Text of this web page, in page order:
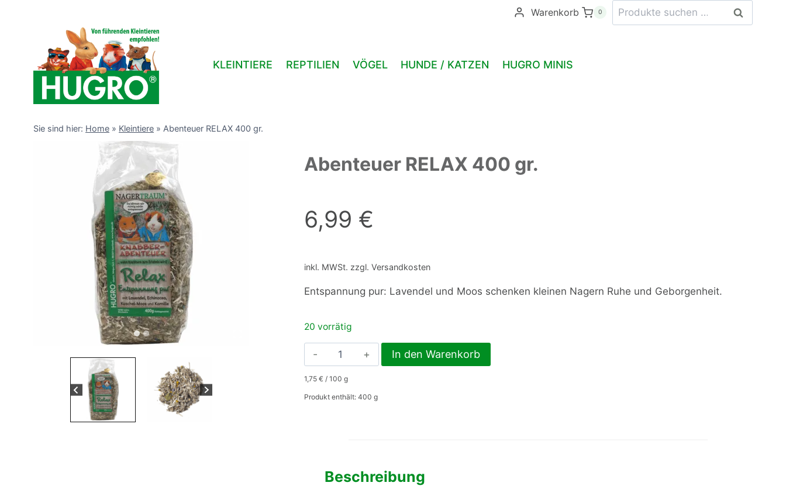
Warenkorb 0
Suchen
nach:
Suchen
KLEINTIERE REPTILIEN VÖGEL HUNDE / KATZEN HUGRO MINIS
Sie sind hier: Home » Kleintiere » Abenteuer RELAX 400 gr.
Abenteuer RELAX 400 gr.
6,99 €
inkl. MWSt. zzgl. Versandkosten
Entspannung pur: Lavendel und Moos schenken kleinen Nagern Ruhe und Geborgenheit.
20 vorrätig
Abenteuer
RELAX
400
gr.
In den Warenkorb
1,75 € / 100 g
Produkt enthält: 400 g
Beschreibung